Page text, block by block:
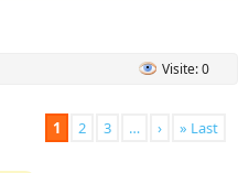
Visite: 0
1 2 3 … › » Last